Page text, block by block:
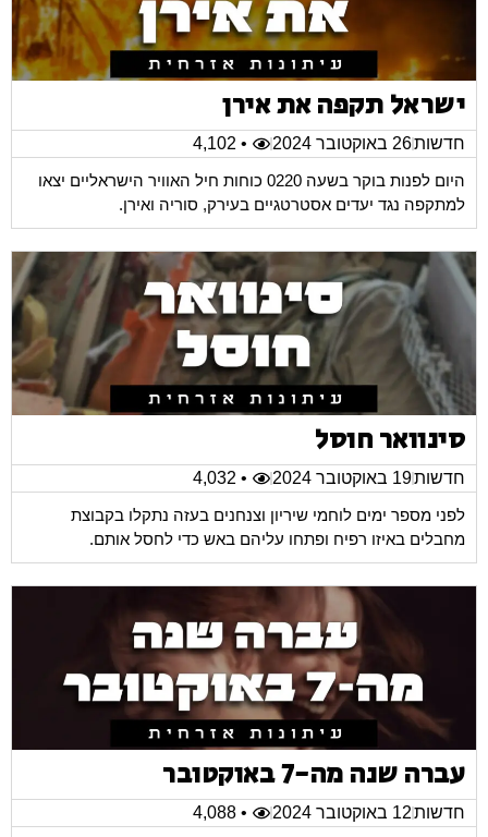
ישראל תקפה את אירן
חדשות26 באוקטובר 2024
• 4,102
היום לפנות בוקר בשעה 0220 כוחות חיל האוויר הישראליים יצאו
למתקפה נגד יעדים אסטרטגיים בעירק, סוריה ואירן.
סינוואר חוסל
חדשות19 באוקטובר 2024
• 4,032
לפני מספר ימים לוחמי שיריון וצנחנים בעזה נתקלו בקבוצת
מחבלים באיזו רפיח ופתחו עליהם באש כדי לחסל אותם.
עברה שנה מה-7 באוקטובר
חדשות12 באוקטובר 2024 • 4,088